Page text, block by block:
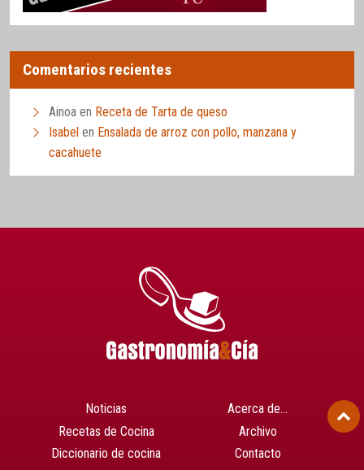
Comentarios recientes
Ainoa en Receta de Tarta de queso
Isabel en Ensalada de arroz con pollo, manzana y
cacahuete
Noticias
Recetas de Cocina
Diccionario de cocina
Acerca de…
Archivo
Contacto